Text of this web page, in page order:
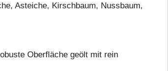
Asteiche, Kirschbaum, Nussbaum,
Oberfläche geölt mit rein